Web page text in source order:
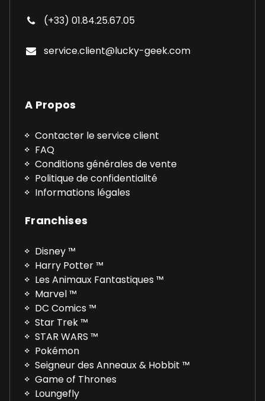
(+33) 01.84.25.67.05
service.client@lucky-geek.com
A Propos
Contacter le service client
FAQ
Conditions générales de vente
Politique de confidentialité
Informations légales
Franchises
Disney ™
Harry Potter ™
Les Animaux Fantastiques ™
Marvel ™
DC Comics ™
Star Trek ™
STAR WARS ™
Pokémon
Seigneur des Anneaux & Hobbit ™
Game of Thrones
Loungefly